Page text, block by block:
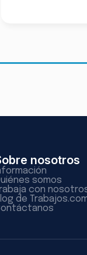
nosotros
somos
con
de